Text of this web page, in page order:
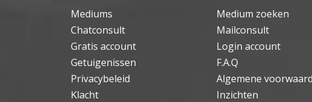
Mediums Medium zoeken
Chatconsult
Mailconsult
Gratis account
Login account
Getuigenissen
F.A.Q
Privacybeleid
Algemene
Klacht
Inzichten